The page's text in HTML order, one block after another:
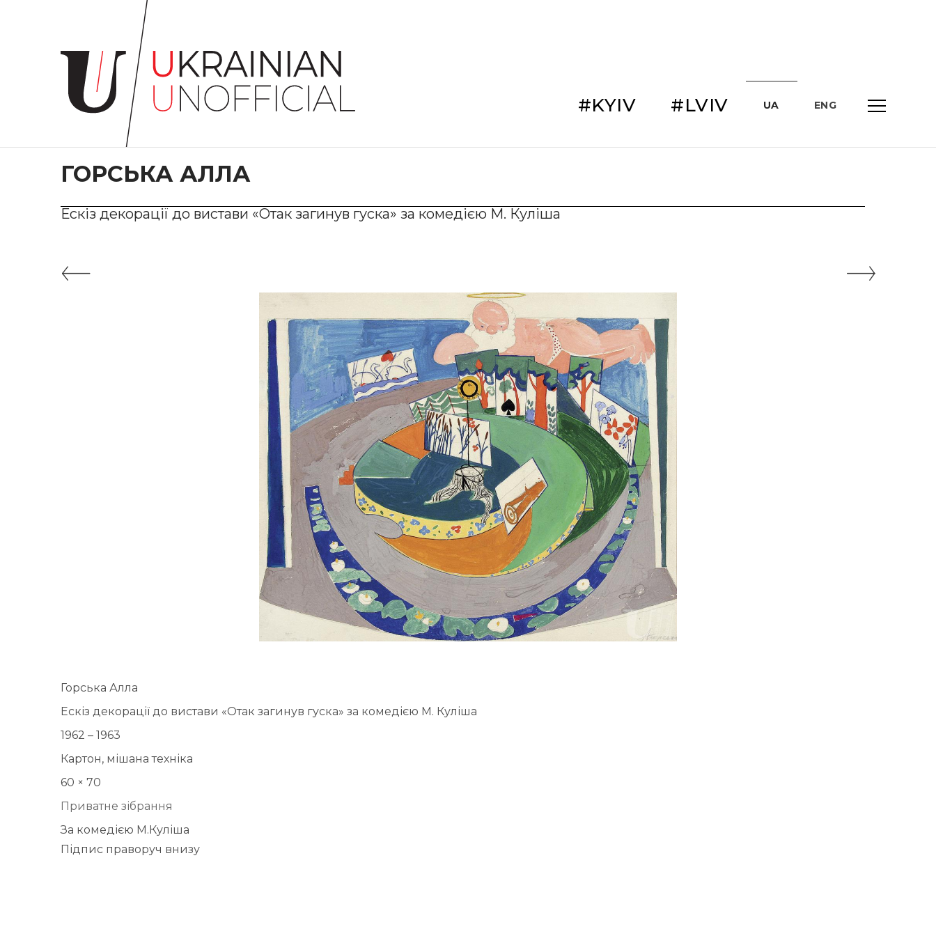
Головна
проєкт
Художники
Колекції
Контакти
#LVIV
#KYIV #LVIV UA ENG
ГОРСЬКА АЛЛА
Ескіз декорації до вистави «Отак загинув гуска» за комедією М. Куліша
Горська Алла
Ескіз декорації до вистави «Отак загинув гуска» за комедією М. Куліша
1962 – 1963
Картон, мішана техніка
60 × 70
Приватне зібрання
За комедією М.Куліша
Підпис праворуч внизу